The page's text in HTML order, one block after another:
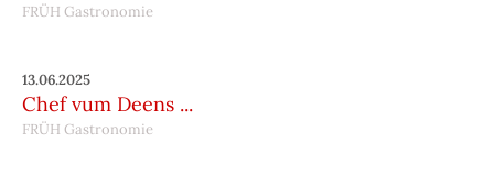
FRÜH Gastronomie
13.06.2025
Chef vum Deens ...
FRÜH Gastronomie